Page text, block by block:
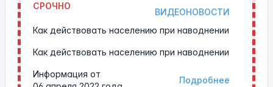
СРОЧНО
ВИДЕОНОВОСТИ
Как действовать населению при наводнении
Как действовать населению при наводнении
Подробнее
Информация от